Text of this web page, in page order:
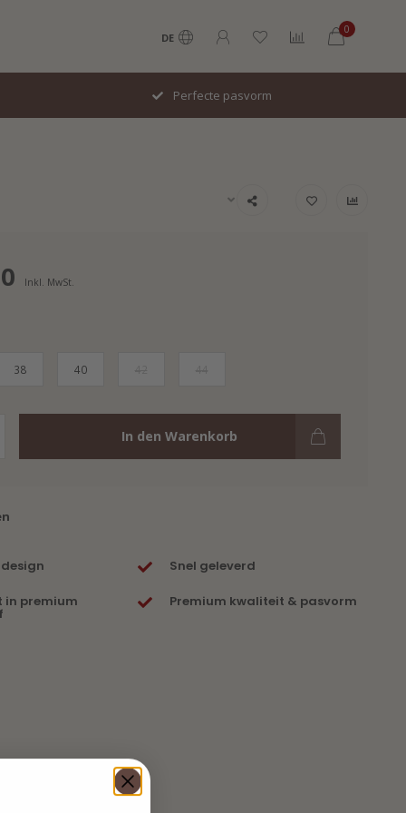
DE
0
Italiaans design
Inkl. MwSt.
38 40
In den Warenkorb
Snel geleverd
in premium Premium kwaliteit & pasvorm